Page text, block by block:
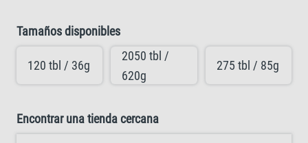
Tamaños disponibles
120 tbl / 36g
2050 tbl /
620g
275 tbl / 85g
Encontrar una tienda cercana